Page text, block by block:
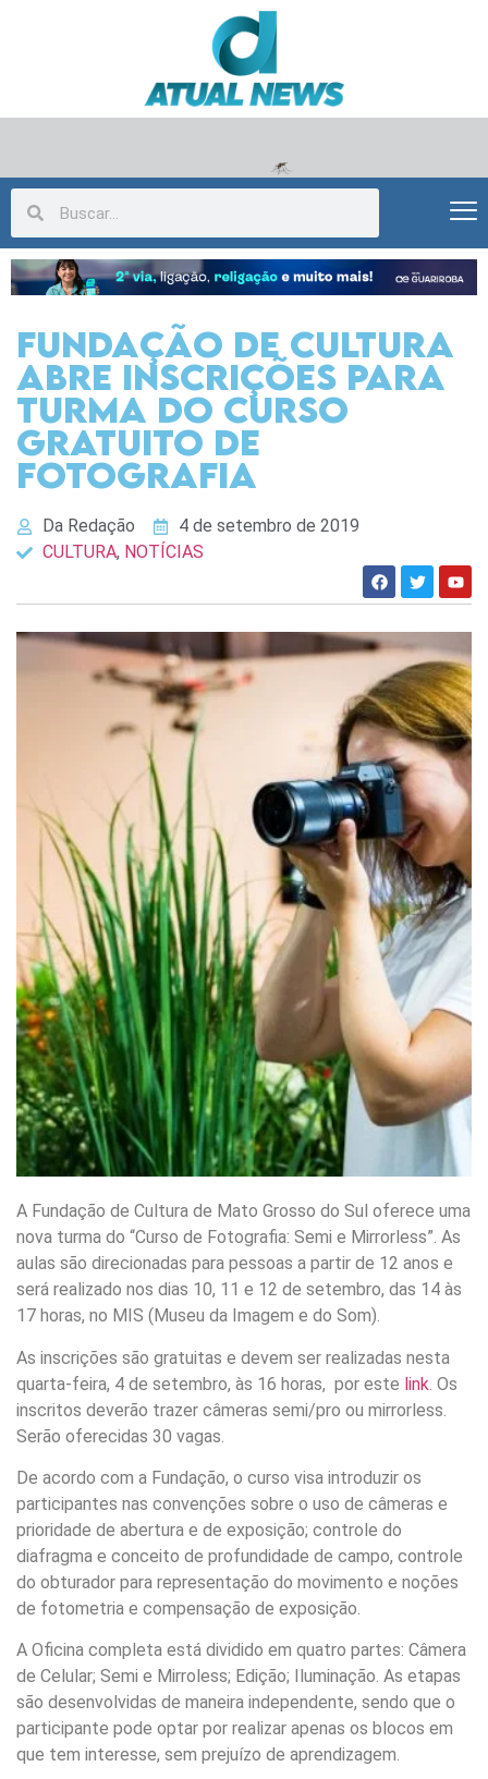
Fundação de Cultura
abre inscrições para
turma do curso
gratuito de
fotografia
Da Redação
4 de setembro de 2019
CULTURA, NOTÍCIAS
A Fundação de Cultura de Mato Grosso do Sul oferece uma
nova turma do “Curso de Fotografia: Semi e Mirrorless”. As
aulas são direcionadas para pessoas a partir de 12 anos e
será realizado nos dias 10, 11 e 12 de setembro, das 14 às
17 horas, no MIS (Museu da Imagem e do Som).
As inscrições são gratuitas e devem ser realizadas nesta
quarta-feira, 4 de setembro, às 16 horas, por este link . Os
inscritos deverão trazer câmeras semi/pro ou mirrorless.
Serão oferecidas 30 vagas.
De acordo com a Fundação, o curso visa introduzir os
participantes nas convenções sobre o uso de câmeras e
prioridade de abertura e de exposição; controle do
diafragma e conceito de profundidade de campo, controle
do obturador para representação do movimento e noções
de fotometria e compensação de exposição.
A Oficina completa está dividido em quatro partes: Câmera
de Celular; Semi e Mirroless; Edição; Iluminação. As etapas
são desenvolvidas de maneira independente, sendo que o
participante pode optar por realizar apenas os blocos em
que tem interesse, sem prejuízo de aprendizagem.